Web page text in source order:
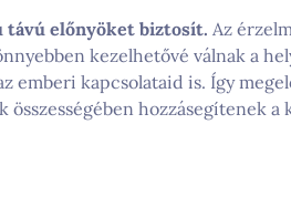
távú előnyöket biztosít. Az
kezelhetővé válnak a
emberi kapcsolataid is. Így
hozzásegítenek a